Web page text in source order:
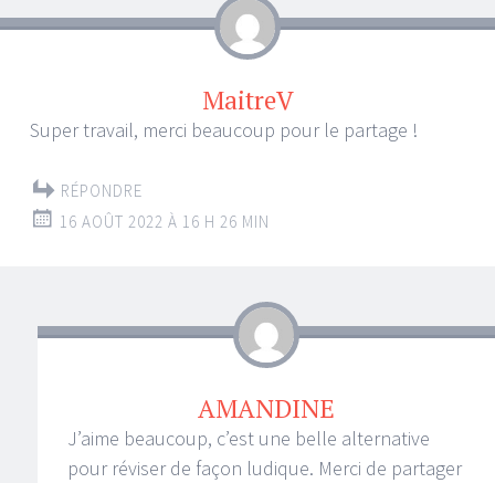
MaitreV
Super travail, merci beaucoup pour le partage !
RÉPONDRE
16 AOÛT 2022 À 16 H 26 MIN
AMANDINE
J’aime beaucoup, c’est une belle alternative
pour réviser de façon ludique. Merci de partager